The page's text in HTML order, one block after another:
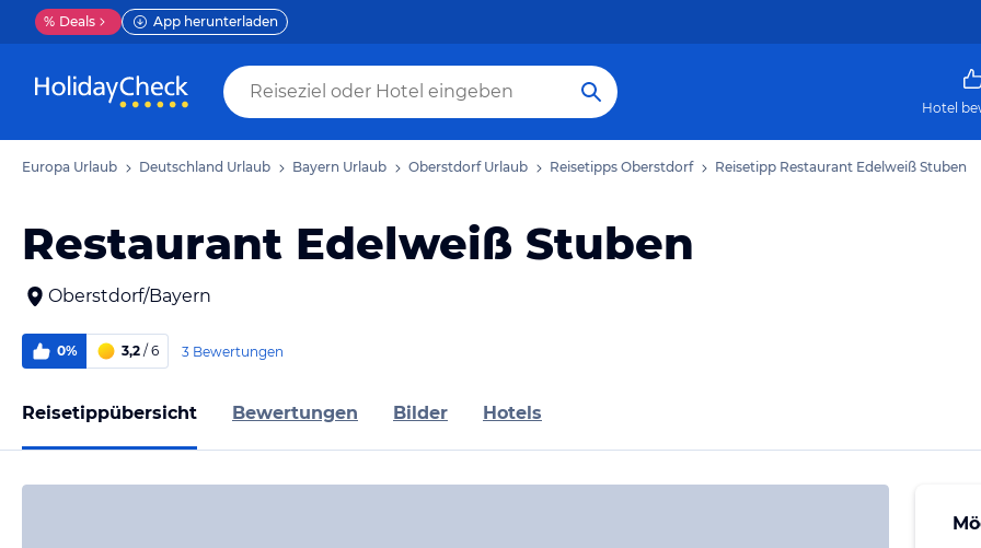
% Deals App herunterladen
Hotel
Europa Urlaub Deutschland Urlaub Bayern Urlaub Oberstdorf Urlaub Reisetipps Oberstdorf Reisetipp Restaurant Edelweiß Stuben
Restaurant Edelweiß Stuben
Oberstdorf/Bayern
0% 3,2 / 6 3 Bewertungen
Reisetippübersicht Bewertungen Bilder Hotels